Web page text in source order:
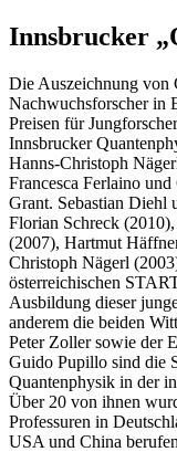
Innsbrucker
Die Auszeichnung von
Nachwuchsforscher in
Preisen für
Innsbrucker
Hanns-Christoph
Francesca Ferlaino
Grant. Sebastian Diehl
Florian Schreck
(2007), Hartmut
Christoph Nägerl
österreichischen
Ausbildung dieser
anderem die beiden
Peter Zoller sowie der
Guido Pupillo sind die
Quantenphysik in der
Über 20 von ihnen
Professuren in
USA und China